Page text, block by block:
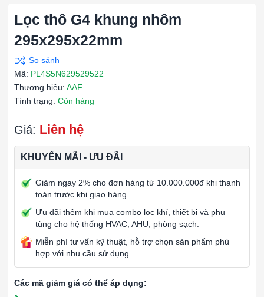
Lọc thô G4 khung nhôm
295x295x22mm
Mã: PL4S5N629529522
Thương hiệu: AAF
Tình trạng: Còn hàng
Giá: Liên hệ
KHUYẾN MÃI - ƯU ĐÃI
Giảm ngay 2% cho đơn hàng từ 10.000.000đ khi thanh
toán trước khi giao hàng.
Ưu đãi thêm khi mua combo lọc khí, thiết bị và phụ
tùng cho hệ thống HVAC, AHU, phòng sạch.
Miễn phí tư vấn kỹ thuật, hỗ trợ chọn sản phẩm phù
hợp với nhu cầu sử dụng.
Các mã giảm giá có thể áp dụng: